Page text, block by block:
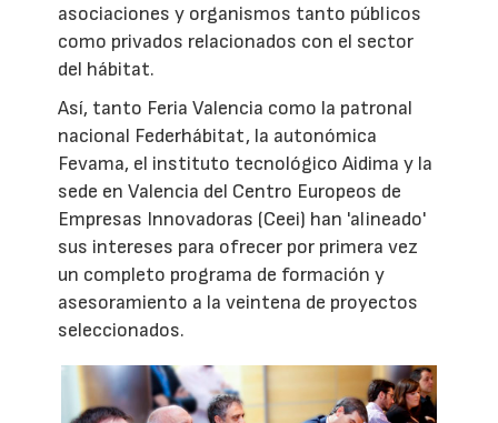
asociaciones y organismos tanto públicos
como privados relacionados con el sector
del hábitat.
Así, tanto Feria Valencia como la patronal
nacional Federhábitat, la autonómica
Fevama, el instituto tecnológico Aidima y la
sede en Valencia del Centro Europeos de
Empresas Innovadoras (Ceei) han 'alineado'
sus intereses para ofrecer por primera vez
un completo programa de formación y
asesoramiento a la veintena de proyectos
seleccionados.